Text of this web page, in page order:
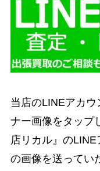
当店のLINEアカ
ナー画像をタップ
店リカル』の
の画像を送ってい